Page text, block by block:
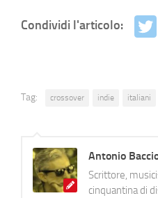
Condividi l'articolo:
Tag: crossover indie italiani
Antonio
Scrittore,
cinquantina di